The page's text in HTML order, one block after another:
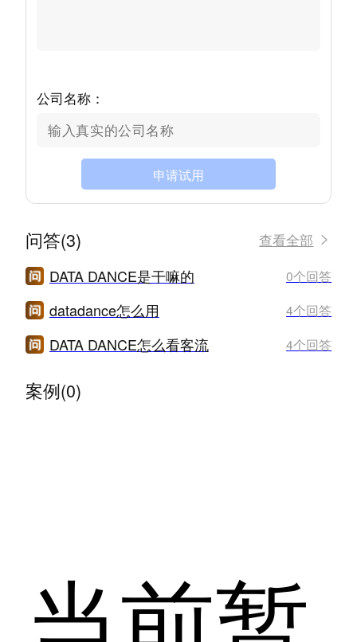
公司名称：
申请试用
问答(3) 查看全部
DATA DANCE是干嘛的 0个回答
datadance怎么用 4个回答
DATA DANCE怎么看客流 4个回答
案例(0)